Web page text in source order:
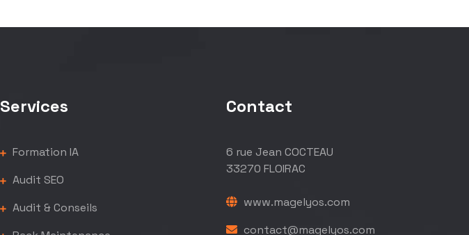
Services
Formation IA
Audit SEO
Audit & Conseils
Contact
6 rue Jean COCTEAU
33270 FLOIRAC
www.magelyos.com
contact@magelyos.com